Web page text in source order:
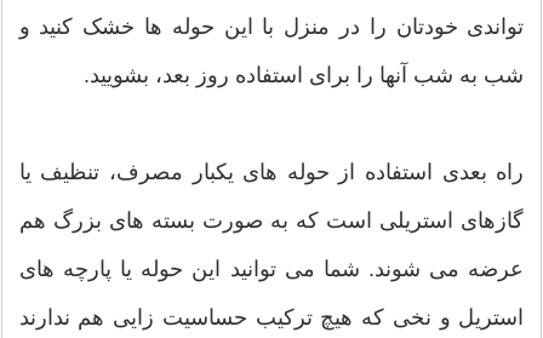
تواندی خودتان را در منزل با این حوله ها خشک کنید و
شب به شب آنها را برای استفاده روز بعد، بشویید.
راه بعدی استفاده از حوله های یکبار مصرف، تنظیف یا
گازهای استریلی است که به صورت بسته های بزرگ هم
عرضه می شوند. شما می توانید این حوله یا پارچه های
استریل و نخی که هیچ ترکیب حساسیت زایی هم ندارند